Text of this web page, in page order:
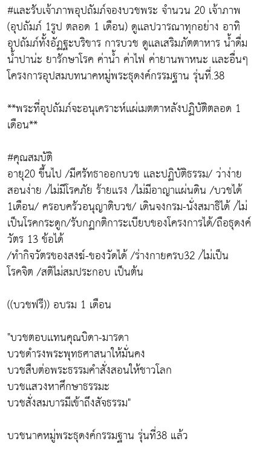
#เเละรับเจ้าภาพอุปถัมภ์จองบวชพระ จำนวน 20 เจ้าภาพ
(อุปถัมภ์ 1รูป ตลอด 1 เดือน) ดูเเลปวารณาทุกอย่าง อาทิ
อุปถัมภ์ทั้งอัฏฐะบริขาร การบวช ดูเเลเสริมภัตตาหาร น้ำดื่ม
น้ำปาน่ะ ยารักษาโรค ค่าน้ำ ค่าไฟ ค่ายานพาหนะ เเละอื่นๆ
โครงการอุปสมบทนาคหมู่พระธุดงค์กรรมฐาน รุ่นที่.38
**พระที่อุปถัมภ์จะอนุเคราะห์เเผ่เมตตาหลังปฏิบัติตลอด 1
เดือน**
#คุณสมบัติ
อายุ20 ขึ้นไป /มีศรัทธาออกบวช เเละปฏิบัติธรรม/ ว่าง่าย
สอนง่าย /ไม่มีโรคภัย ร้ายเเรง /ไม่มีอาญาเเผ่นดิน /บวชได้
1เดือน/ ครอบครัวอนุญาติบวช/ เดินจงกรม-นั่งสมาธิได้ /ไม่
เป็นโรคกระดูก/รับกฏกติการะเบียบของโครงการได้/ถือธุดงค์
วัตร 13 ข้อได้
/ทำกิจวัตรของสงฆ์-ของวัดได้ /ร่างกายครบ32 /ไม่เป็น
โรคจิต /สติไม่สมประกอบ เป็นต้น
((บวชฟรี)) อบรม 1 เดือน
"บวชตอบเเทนคุณบิดา-มารดา
บวชดำรงพระพุทธศาสนาให้มั่นคง
บวชสืบต่อพระธรรมคำสั่งสอนให้ชาวโลก
บวชเเสวงหาศึกษาธรรมะ
บวชสั่งสมบารมีเข้าถึงสัจธรรม"
บวชนาคหมู่พระธุดงค์กรรมฐาน รุ่นที่38 แล้ว